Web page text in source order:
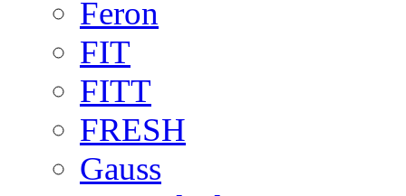
Feron
FIT
FITT
FRESH
Gauss